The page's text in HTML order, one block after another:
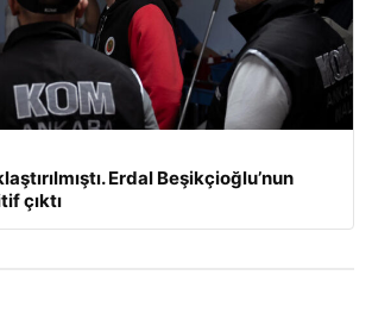
Erdal Beşikçioğlu’nun
çıktı